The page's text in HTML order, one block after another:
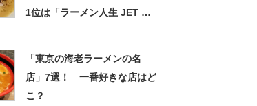
1位は「ラーメン人生 JET 福
「東京の海老ラーメンの名
店」7選！ 一番好きな店はど
こ？